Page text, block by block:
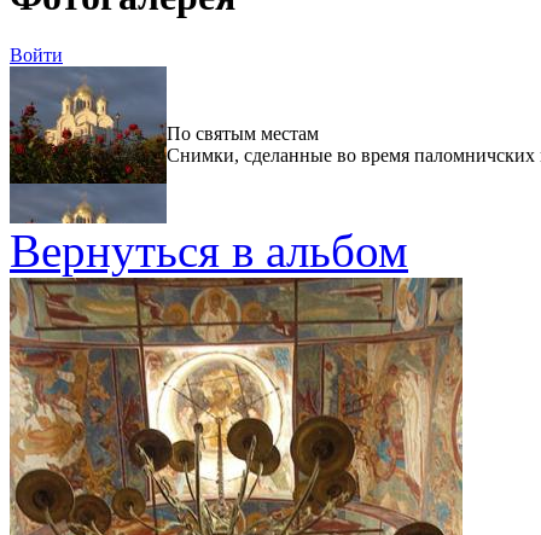
Войти
По святым местам
Снимки, сделанные во время паломничских
Вернуться в альбом